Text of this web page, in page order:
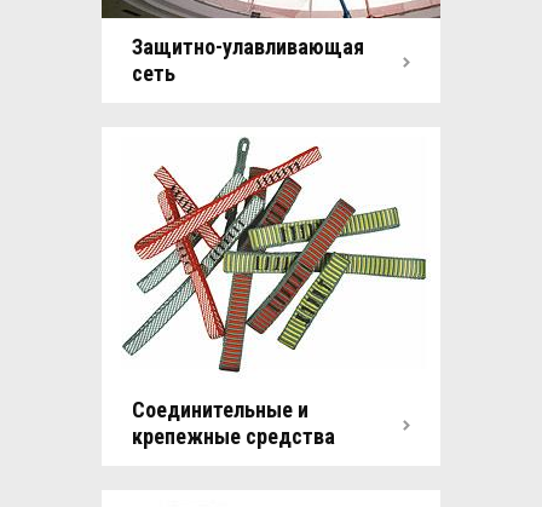
Защитно-улавливающая
сеть
Соединительные и
крепежные средства